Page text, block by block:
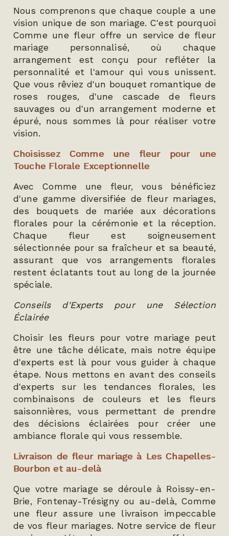
Nous comprenons que chaque couple a une
vision unique de son mariage. C'est pourquoi
Comme une fleur offre un service de fleur
mariage personnalisé, où chaque
arrangement est conçu pour refléter la
personnalité et l'amour qui vous unissent.
Que vous rêviez d'un bouquet romantique de
roses rouges, d'une cascade de fleurs
sauvages ou d'un arrangement moderne et
épuré, nous sommes là pour réaliser votre
vision.
Choisissez Comme une fleur pour une
Touche Florale Exceptionnelle
Avec Comme une fleur, vous bénéficiez
d'une gamme diversifiée de fleur mariages,
des bouquets de mariée aux décorations
florales pour la cérémonie et la réception.
Chaque fleur est soigneusement
sélectionnée pour sa fraîcheur et sa beauté,
assurant que vos arrangements florales
restent éclatants tout au long de la journée
spéciale.
Conseils d'Experts pour une Sélection
Éclairée
Choisir les fleurs pour votre mariage peut
être une tâche délicate, mais notre équipe
d'experts est là pour vous guider à chaque
étape. Nous mettons en avant des conseils
d'experts sur les tendances florales, les
combinaisons de couleurs et les fleurs
saisonnières, vous permettant de prendre
des décisions éclairées pour créer une
ambiance florale qui vous ressemble.
Livraison de fleur mariage à Les Chapelles-
Bourbon et au-delà
Que votre mariage se déroule à Roissy-en-
Brie, Fontenay-Trésigny ou au-delà, Comme
une fleur assure une livraison impeccable
de vos fleur mariages. Notre service de fleur